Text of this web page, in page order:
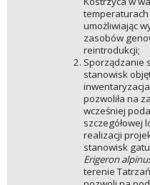
umożliwiając
zasobów
reintrodukcji;
Sporządzanie
stanowisk
pozwoliła na
wcześniej
szczegółowej
realizacji
stanowisk
Erigeron
terenie